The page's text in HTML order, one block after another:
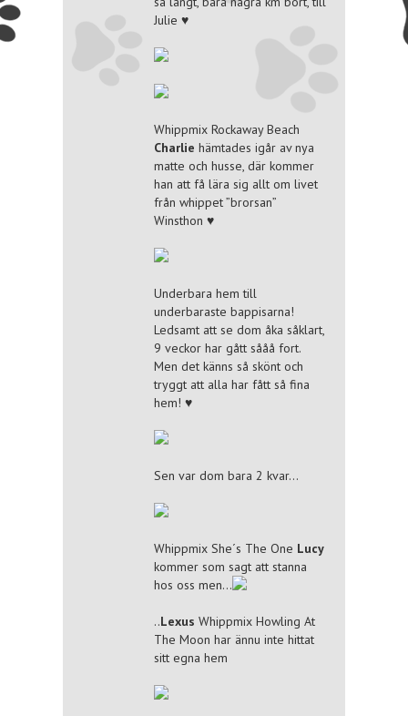
Julie ♥
Whippmix Rockaway Beach
Charlie hämtades igår av nya
matte och husse, där kommer
han att få lära sig allt om livet
från whippet ”brorsan”
Winsthon ♥
Underbara hem till
underbaraste bappisarna!
Ledsamt att se dom åka såklart,
9 veckor har gått sååå fort.
Men det känns så skönt och
tryggt att alla har fått så fina
hem! ♥
Sen var dom bara 2 kvar…
Whippmix She´s The One Lucy
kommer som sagt att stanna
hos oss men…
..Lexus Whippmix Howling At
The Moon har ännu inte hittat
sitt egna hem